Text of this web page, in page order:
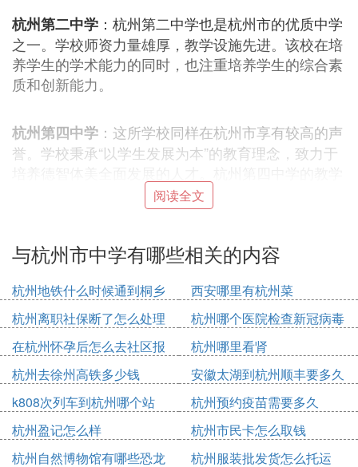
杭州第二中学 ：杭州第二中学也是杭州市的优质中学
之一。学校师资力量雄厚，教学设施先进。该校在培
养学生的学术能力的同时，也注重培养学生的综合素
质和创新能力。
杭州第四中学 ：这所学校同样在杭州市享有较高的声
誉。学校秉承“以学生发展为本”的教育理念，致力于
质量得到了社会的广泛认可。
杭州外国语学校
：这所学校是杭州市的一所重点外语
学校，以外语教学为特色。学校注重培养学生的外语
能力和国际视野，为学生提供了多种外语课程和海外
交流的机会。
杭州师范大学附属中学：作为一所附属中学，该校与
杭州师范大学紧密合作，拥有优质的教育资源和师资
力量。学校注重培养学生的学术能力和创新精神，为
学生提供了良好的学术氛围和发展平台。
以上这些学校都是杭州市的知名中学，每所学校都有
阅读全文
与杭州市中学有哪些相关的内容
杭州地铁什么时候通到桐乡
西安哪里有杭州菜
杭州离职社保断了怎么处理
杭州哪个医院检查新冠病毒
在杭州怀孕后怎么去社区报
备
杭州哪里看肾
杭州去徐州高铁多少钱
安徽太湖到杭州顺丰要多久
k808次列车到杭州哪个站
杭州预约疫苗需要多久
杭州盈记怎么样
杭州市民卡怎么取钱
杭州自然博物馆有哪些恐龙
杭州服装批发货怎么托运